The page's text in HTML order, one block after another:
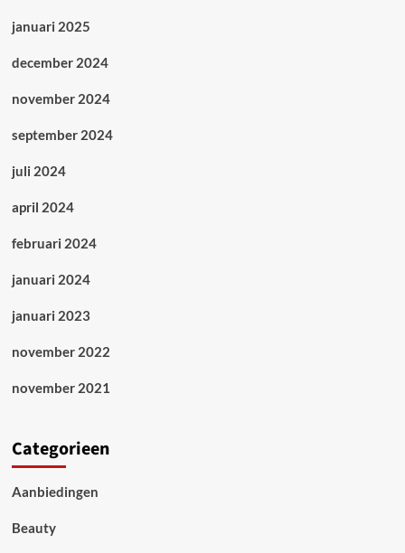
januari 2025
december 2024
november 2024
september 2024
juli 2024
april 2024
februari 2024
januari 2024
januari 2023
november 2022
november 2021
Categorieen
Aanbiedingen
Beauty